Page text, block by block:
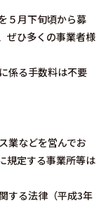
５月下旬頃から募
ぜひ多くの事業者様
係る手数料は不要
業などを営んでお
規定する事業所等は
する法律（平成3年